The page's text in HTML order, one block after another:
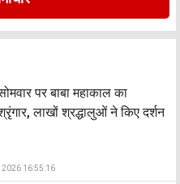
पर बाबा महाकाल का
लाखों श्रद्धालुओं ने किए दर्शन
2026 16:55:16